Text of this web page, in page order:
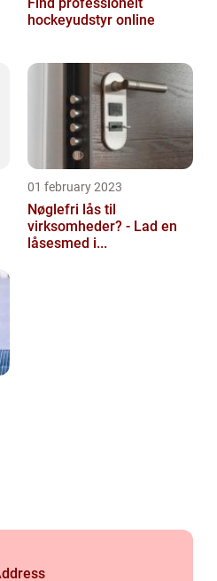
Find professionelt
hockeyudstyr online
01 february 2023
Nøglefri lås til
virksomheder? - Lad en
låsesmed i...